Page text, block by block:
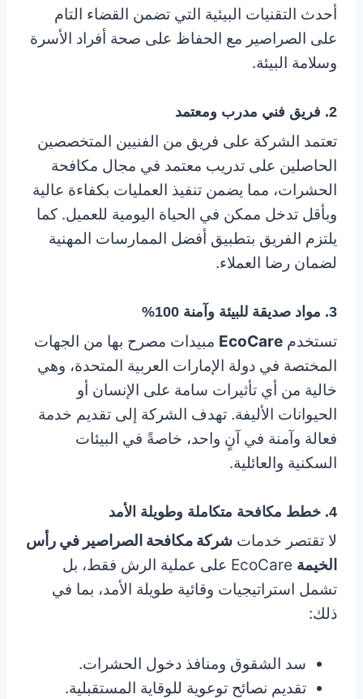
أحدث التقنيات البيئية التي تضمن القضاء التام
على الصراصير مع الحفاظ على صحة أفراد الأسرة
وسلامة البيئة.
2. فريق فني مدرب ومعتمد
تعتمد الشركة على فريق من الفنيين المتخصصين
الحاصلين على تدريب معتمد في مجال مكافحة
الحشرات، مما يضمن تنفيذ العمليات بكفاءة عالية
وبأقل تدخل ممكن في الحياة اليومية للعميل. كما
يلتزم الفريق بتطبيق أفضل الممارسات المهنية
لضمان رضا العملاء.
3. مواد صديقة للبيئة وآمنة 100%
تستخدم EcoCare مبيدات مصرح بها من الجهات
المختصة في دولة الإمارات العربية المتحدة، وهي
خالية من أي تأثيرات سامة على الإنسان أو
الحيوانات الأليفة. تهدف الشركة إلى تقديم خدمة
فعالة وآمنة في آنٍ واحد، خاصةً في البيئات
السكنية والعائلية.
4. خطط مكافحة متكاملة وطويلة الأمد
لا تقتصر خدمات شركة مكافحة الصراصير في رأس
الخيمة
EcoCare على عملية الرش فقط، بل
تشمل استراتيجيات وقائية طويلة الأمد، بما في
ذلك:
سد الشقوق ومنافذ دخول الحشرات.
تقديم نصائح توعوية للوقاية المستقبلية.